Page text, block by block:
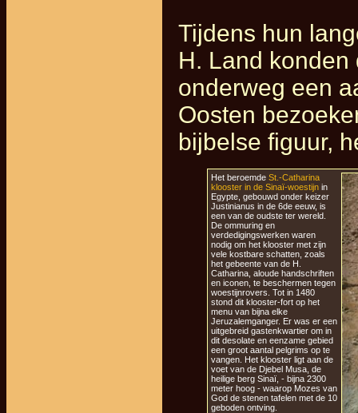
Tijdens hun
H. Land
onderweg een
Oosten
bijbelse figuur,
Het beroemde St.-Catharina
klooster in de Sinaï-woestijn in
Egypte, gebouwd onder keizer
Justinianus in de 6de eeuw, is
een van de oudste ter wereld.
De ommuring en
verdedigingswerken waren
nodig om het klooster met zijn
vele kostbare schatten, zoals
het gebeente van de H.
Catharina, aloude handschriften
en iconen, te beschermen tegen
woestijnrovers. Tot in 1480
stond dit klooster-fort op het
menu van bijna elke
Jeruzalemganger. Er was er een
uitgebreid gastenkwartier om in
dit desolate en eenzame gebied
een groot aantal pelgrims op te
vangen. Het klooster ligt aan de
voet van de Djebel Musa, de
heilige berg Sinaï, - bijna 2300
meter hoog - waarop Mozes van
God de stenen tafelen met de 10
geboden ontving.